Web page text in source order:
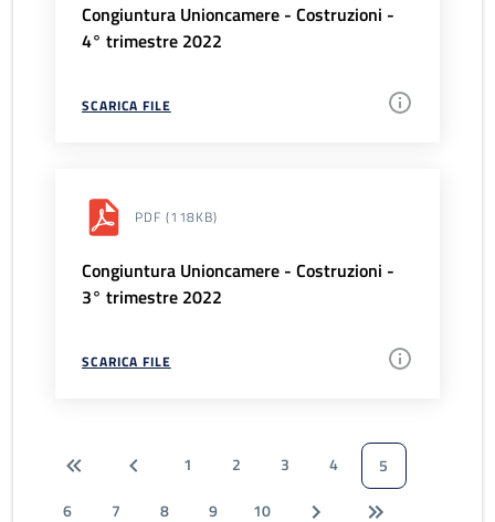
Congiuntura Unioncamere - Costruzioni -
4° trimestre 2022
SCARICA FILE
PDF (118KB)
Congiuntura Unioncamere - Costruzioni -
3° trimestre 2022
SCARICA FILE
1 2 3 4
5
6
7 8 9 10